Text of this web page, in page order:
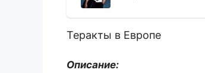
Теракты в Европе
Описание: